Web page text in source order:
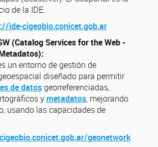
de la IDE.
ide-cigeobio.conicet.gob.ar
(Catalog Services for the Web -
un entorno de gestión de
diseñado para permitir
de datosgeorreferenciadas,
y metadatos, mejorando
usando las capacidades de
geonetwork